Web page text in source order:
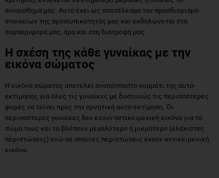
συναίσθημά μας. Αυτό έχει ως αποτέλεσμα τον προσδιορισμό
στοιχείων της προσωπικότητάς μας και εκδηλώνεται στη
συμπεριφορά μας, άρα και στη διατροφή μας.
Η σχέση της κάθε γυναίκας με την
εικόνα σώματος
Η εικόνα σώματος αποτελεί αναπόσπαστο κομμάτι της αυτό-
εκτίμησης για όλες τις γυναίκες με δυστυχώς τις περισσότερες
φορές να τείνει προς την αρνητική αυτό-εκτίμηση. Οι
περισσότερες γυναίκες δεν έχουν αντικειμενική εικόνα για το
σώμα τους και το βλέπουν μεγαλύτερο ή μικρότερο (ελάχιστες
περιπτώσεις) ενώ σε σπάνιες περιπτώσεις έχουν αντικειμενική
εικόνα.